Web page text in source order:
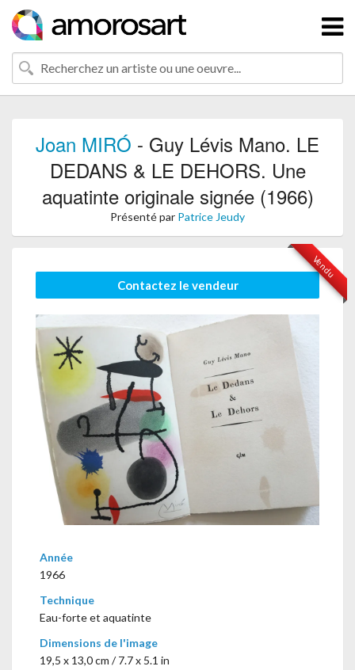
Joan MIRÓ - Guy Lévis Mano. LE
DEDANS & LE DEHORS. Une
aquatinte originale signée (1966)
Présenté par Patrice Jeudy
Vendu
Contactez le vendeur
Année
1966
Technique
Eau-forte et aquatinte
Dimensions de l'image
19,5 x 13,0 cm / 7.7 x 5.1 in